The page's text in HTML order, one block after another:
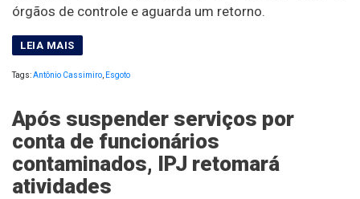
órgãos de controle e aguarda um retorno.
Tags:Antônio Cassimiro Esgoto
Após suspender serviços por
conta de funcionários
contaminados, IPJ retomará
atividades